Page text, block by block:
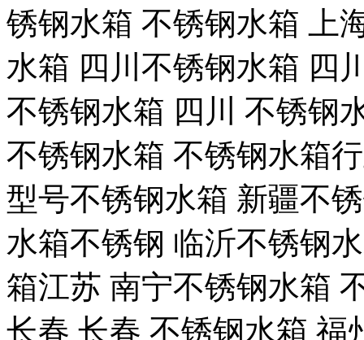
锈钢水箱 不锈钢水箱 上
水箱 四川不锈钢水箱 四
不锈钢水箱 四川 不锈钢
不锈钢水箱 不锈钢水箱
型号不锈钢水箱 新疆不
水箱不锈钢 临沂不锈钢
箱江苏 南宁不锈钢水箱
长春 长春 不锈钢水箱 福